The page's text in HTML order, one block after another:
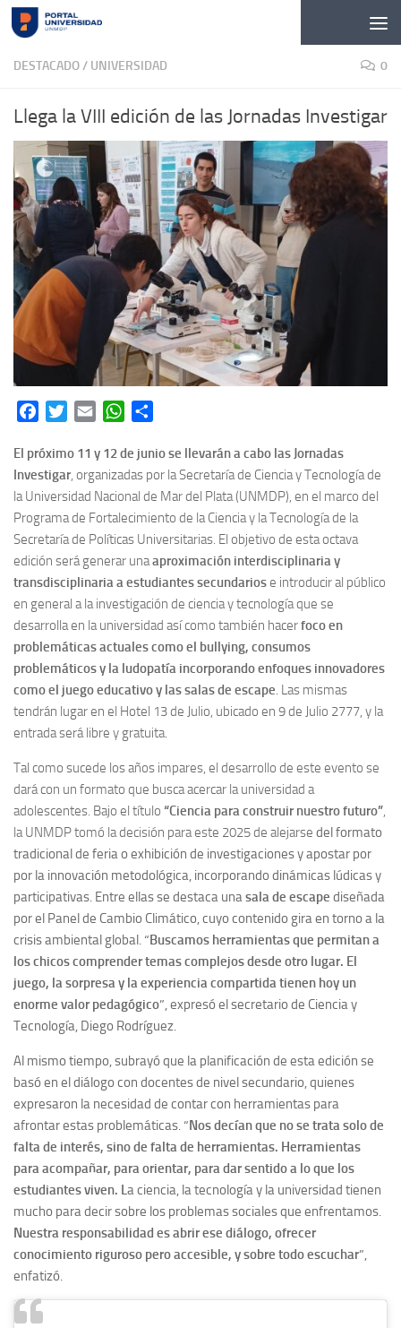
Skip to content
DESTACADO/ UNIVERSIDAD 0
Llega la VIII edición de las Jornadas Investigar
FacebookTwitterEmail WhatsApp
El próximo 11 y 12 de junio se llevarán a cabo las Jornadas
Investigar, organizadas por la Secretaría de Ciencia y Tecnología de
la Universidad Nacional de Mar del Plata (UNMDP), en el marco del
Programa de Fortalecimiento de la Ciencia y la Tecnología de la
Secretaría de Políticas Universitarias. El objetivo de esta octava
edición será generar unaaproximación interdisciplinaria y
transdisciplinaria a estudiantes secundariose introducir al público
en general a la investigación de ciencia y tecnología que se
desarrolla en la universidad así como también hacerfoco en
problemáticas actuales como el bullying, consumos
problemáticos y la ludopatía incorporando enfoques innovadores
como el juego educativo y las salas de escape. Las mismas
tendrán lugar en el Hotel 13 de Julio, ubicado en 9 de Julio 2777, y la
entrada será libre y gratuita.
Tal como sucede los años impares, el desarrollo de este evento se
dará con un formato que busca acercar la universidad a
adolescentes. Bajo el título “Ciencia para construir nuestro futuro”,
la UNMDP tomó la decisión para este 2025 de alejarse del formato
tradicional de feria o exhibición de investigaciones y apostar por
por la innovación metodológica, incorporando dinámicas lúdicas y
participativas. Entre ellas se destaca unasala de escape diseñada
por el Panel de Cambio Climático, cuyo contenido gira en torno a la
crisis ambiental global. “Buscamos herramientas que permitan a
los chicos comprender temas complejos desde otro lugar. El
juego, la sorpresa y la experiencia compartida tienen hoy un
enorme valor pedagógico”, expresó el secretario de Ciencia y
Tecnología, Diego Rodríguez.
Al mismo tiempo, subrayó que la planificación de esta edición se
basó en el diálogo con docentes de nivel secundario, quienes
expresaron la necesidad de contar con herramientas para
afrontar estas problemáticas. “Nos decían que no se trata solo de
falta de interés, sino de falta de herramientas. Herramientas
para acompañar, para orientar, para dar sentido a lo que los
estudiantes viven. La ciencia, la tecnología y la universidad tienen
mucho para decir sobre los problemas sociales que enfrentamos.
Nuestra responsabilidad es abrir ese diálogo, ofrecer
conocimiento riguroso pero accesible, y sobre todo escuchar”,
enfatizó.